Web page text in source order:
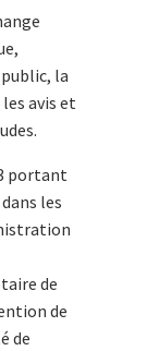
la
avis et
portant
les
de
de
de